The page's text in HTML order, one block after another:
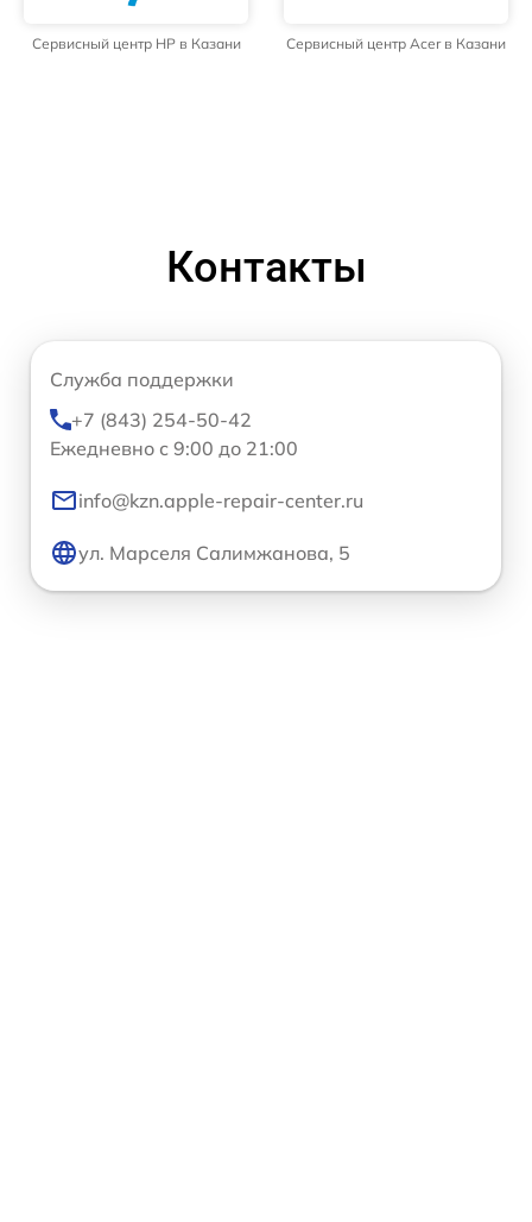
Сервисный центр HP в Казани Сервисный центр Acer в Казани
Контакты
Служба поддержки
+7 (843) 254-50-42
Ежедневно с 9:00 до 21:00
info@kzn.apple-repair-center.ru
ул. Марселя Салимжанова, 5